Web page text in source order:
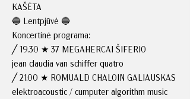
KAŠĖTA
🔵 Lentpjūvė 🔵
Koncertinė programa:
╱ 19.30 ★ 37 MEGAHERCAI ŠIFERIO
jean claudia van schiffer quatro
╱ 21.00 ★ ROMUALD CHALOIN GALIAUSKAS
elektroacoustic / cumputer algorithm music